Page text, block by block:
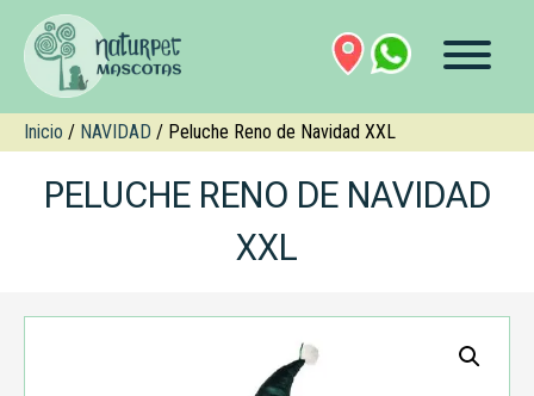
Inicio / NAVIDAD / Peluche Reno de Navidad XXL
PELUCHE RENO DE NAVIDAD
XXL